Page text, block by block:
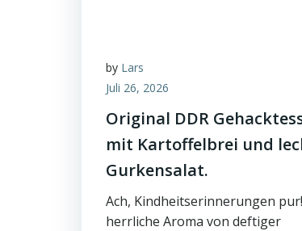
by Lars
Juli 26, 2026
Original DDR
mit Kartoffelbrei und
Gurkensalat.
Ach, Kindheitserinnerungen
herrliche Aroma von deftiger